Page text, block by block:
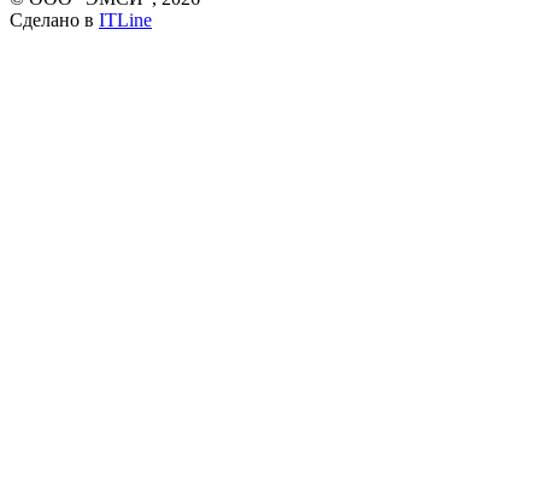
Сделано в ITLine